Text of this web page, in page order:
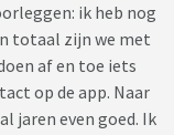
ik heb nog
totaal zijn we met
af en toe iets
op de app. Naar
jaren even goed. Ik